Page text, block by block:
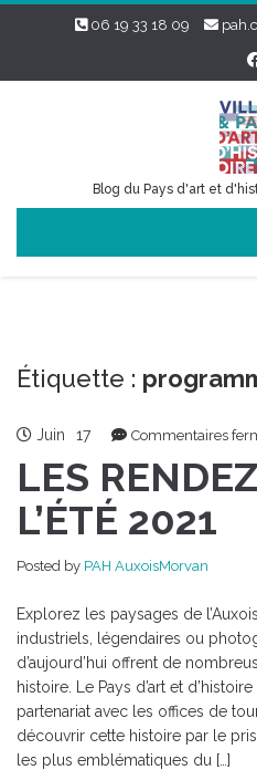
06 19 33 18 09
Blog du Pays d'art et
Étiquette :
Juin 17 Commentaires
LES
L’ÉTÉ 2021
Posted by PAH AuxoisMorvan
Explorez les paysages de
industriels, légendaires ou
d’aujourd’hui offrent de
histoire. Le Pays d’art et
partenariat avec les offices de
découvrir cette histoire par le
les plus emblématiques du […]